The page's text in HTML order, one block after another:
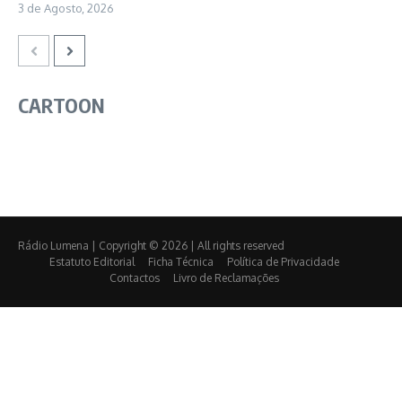
3 de Agosto, 2026
CARTOON
Rádio Lumena | Copyright © 2026 | All rights reserved
Estatuto Editorial
Ficha Técnica
Política de Privacidade
Contactos
Livro de Reclamações